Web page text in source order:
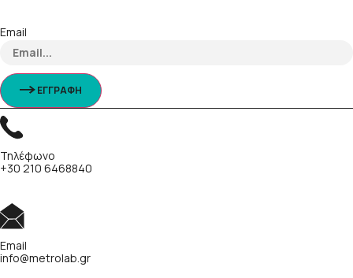
Email
ΕΓΓΡΑΦΗ
Τηλέφωνο
+30 210 6468840
Email
info@metrolab.gr